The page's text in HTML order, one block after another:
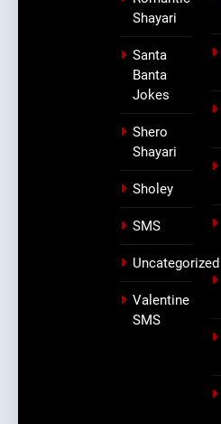
Shayari
Santa
Banta
Jokes
Shero
Shayari
Sholey
SMS
Uncategorized
Valentine
SMS